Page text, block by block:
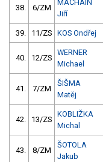
38. 6/ZM
MACHAIN
Jiří
39. 11/ZS KOS Ondřej
40. 12/ZS
WERNER
Michael
41. 7/ZM
ŠIŠMA
Matěj
42. 13/ZS
KOBLIŽKA
Michal
43. 8/ZM
ŠOTOLA
Jakub